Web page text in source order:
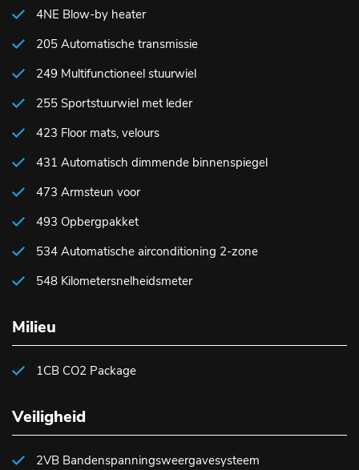
4NE Blow-by heater
205 Automatische transmissie
249 Multifunctioneel stuurwiel
255 Sportstuurwiel met leder
423 Floor mats, velours
431 Automatisch dimmende binnenspiegel
473 Armsteun voor
493 Opbergpakket
534 Automatische airconditioning 2-zone
548 Kilometersnelheidsmeter
Milieu
1CB CO2 Package
Veiligheid
2VB Bandenspanningsweergavesysteem